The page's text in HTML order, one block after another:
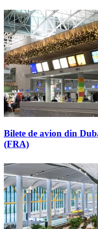
Bilete de avion din
(FRA)